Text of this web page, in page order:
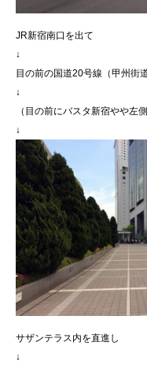
JR新宿南口を出て
↓
目の前の国道20号線（甲州街
↓
（目の前にバスタ新宿やや左
↓
サザンテラス内を直進し
↓